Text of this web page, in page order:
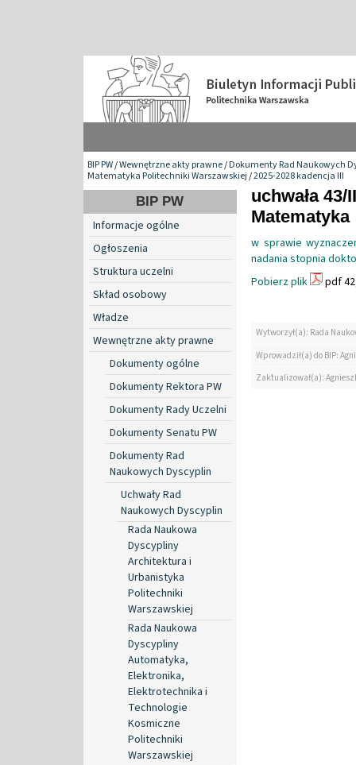
BIP PW/Wewnętrzne akty prawne/Dokumenty Rad Naukowych
Matematyka Politechniki Warszawskiej/2025-2028 kadencja III
BIP PW
Informacje ogólne
Ogłoszenia
Struktura uczelni
Skład osobowy
Władze
Wewnętrzne akty prawne
Dokumenty ogólne
Dokumenty Rektora PW
Dokumenty Rady Uczelni
Dokumenty Senatu PW
Dokumenty Rad
Naukowych Dyscyplin
Uchwały Rad
Naukowych Dyscyplin
Rada Naukowa
Dyscypliny
Architektura i
Urbanistyka
Politechniki
Warszawskiej
Rada Naukowa
Dyscypliny
Automatyka,
Elektronika,
Elektrotechnika i
Technologie
Kosmiczne
Politechniki
Warszawskiej
uchwała
Matematyka
w sprawie
nadania stopnia
Pobierz plik
pdf
Wytworzył(a): Rada
Wprowadził(a) do BIP:
Zaktualizował(a):